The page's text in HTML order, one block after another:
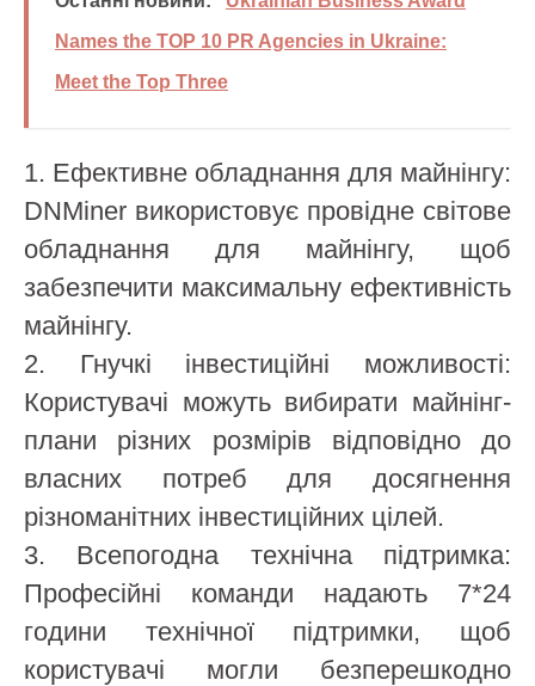
Names the TOP 10 PR Agencies in Ukraine:
Meet the Top Three
1. Ефективне обладнання для майнінгу:
DNMiner використовує провідне світове
обладнання для майнінгу, щоб
забезпечити максимальну ефективність
майнінгу.
2. Гнучкі інвестиційні можливості:
Користувачі можуть вибирати майнінг-
плани різних розмірів відповідно до
власних потреб для досягнення
різноманітних інвестиційних цілей.
3. Всепогодна технічна підтримка:
Професійні команди надають 7*24
години технічної підтримки, щоб
користувачі могли безперешкодно